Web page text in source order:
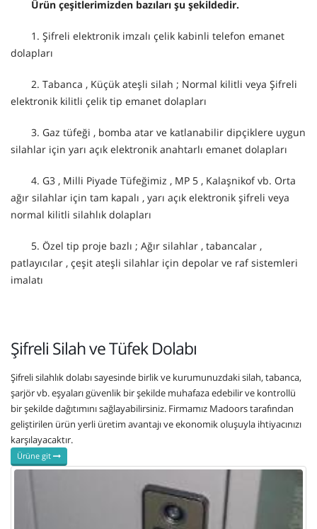
Ürün çeşitlerimizden bazıları şu şekildedir.
1. Şifreli elektronik imzalı çelik kabinli telefon emanet
dolapları
2. Tabanca , Küçük ateşli silah ; Normal kilitli veya Şifreli
elektronik kilitli çelik tip emanet dolapları
3. Gaz tüfeği , bomba atar ve katlanabilir dipçiklere uygun
silahlar için yarı açık elektronik anahtarlı emanet dolapları
4. G3 , Milli Piyade Tüfeğimiz , MP 5 , Kalaşnikof vb. Orta
ağır silahlar için tam kapalı , yarı açık elektronik şifreli veya
normal kilitli silahlık dolapları
5. Özel tip proje bazlı ; Ağır silahlar , tabancalar ,
patlayıcılar , çeşit ateşli silahlar için depolar ve raf sistemleri
imalatı
Şifreli Silah ve Tüfek Dolabı
Şifreli silahlık dolabı sayesinde birlik ve kurumunuzdaki silah, tabanca,
şarjör vb. eşyaları güvenlik bir şekilde muhafaza edebilir ve kontrollü
bir şekilde dağıtımını sağlayabilirsiniz. Firmamız Madoors tarafından
geliştirilen ürün yerli üretim avantajı ve ekonomik oluşuyla ihtiyacınızı
karşılayacaktır.
Ürüne git